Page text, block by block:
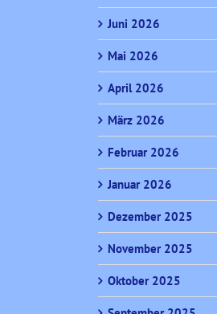
Juni 2026
Mai 2026
April 2026
März 2026
Februar 2026
Januar 2026
Dezember 2025
November 2025
Oktober 2025